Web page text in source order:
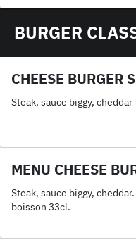
BURGER
CHEESE BURGER
Steak, sauce biggy, cheddar
MENU CHEESE
Steak, sauce biggy,
boisson 33cl.